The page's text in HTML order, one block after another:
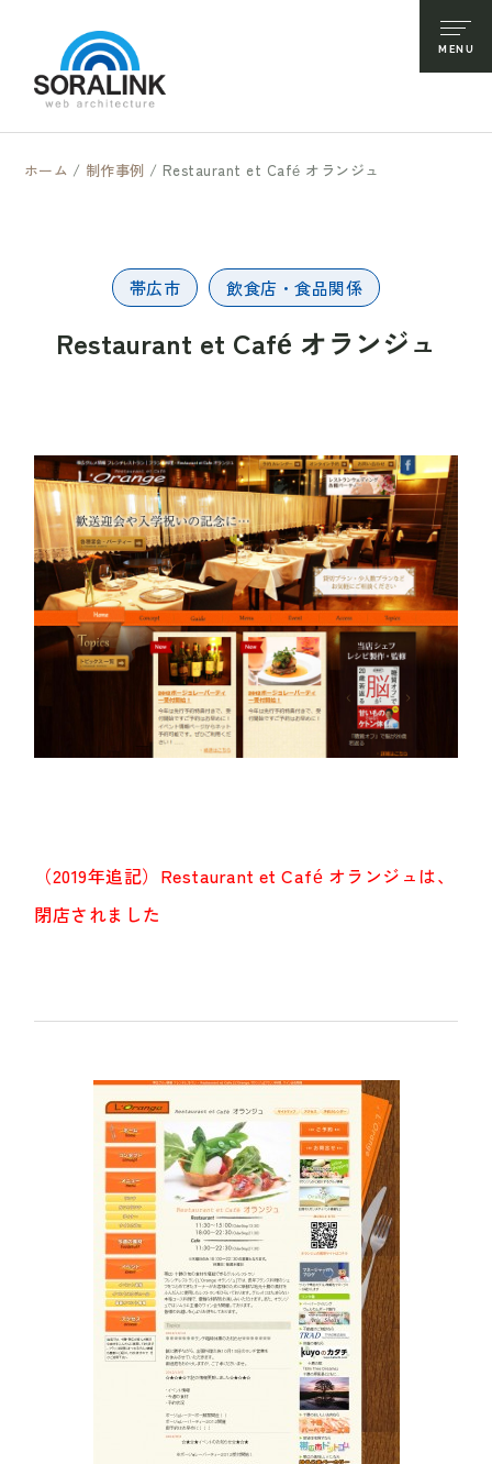
ホーム / 制作事例 / Restaurant et Café オランジュ
帯広市 飲食店・食品関係
Restaurant et Café オランジュ
（2019年追記）Restaurant et Café オランジュは、
閉店されました